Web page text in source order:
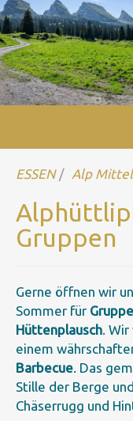
ESSEN Alp
Gruppen
Gerne öffnen wir
Sommer für
Hüttenplausch.
einem
Barbecue. Das
Stille der Berge
Chäserrugg und